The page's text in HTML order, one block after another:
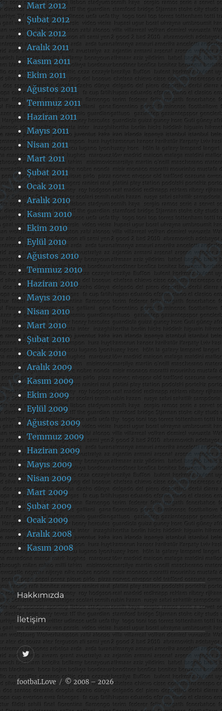
Mart 2012
Şubat 2012
Ocak 2012
Aralık 2011
Kasım 2011
Ekim 2011
Ağustos 2011
Temmuz 2011
Haziran 2011
Mayıs 2011
Nisan 2011
Mart 2011
Şubat 2011
Ocak 2011
Aralık 2010
Kasım 2010
Ekim 2010
Eylül 2010
Ağustos 2010
Temmuz 2010
Haziran 2010
Mayıs 2010
Nisan 2010
Mart 2010
Şubat 2010
Ocak 2010
Aralık 2009
Kasım 2009
Ekim 2009
Eylül 2009
Ağustos 2009
Temmuz 2009
Haziran 2009
Mayıs 2009
Nisan 2009
Mart 2009
Şubat 2009
Ocak 2009
Aralık 2008
Kasım 2008
Hakkımızda
İletişim
@footballove
footbaLLove © 2008 – 2026